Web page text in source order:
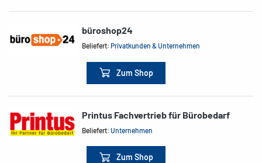
büroshop24
Beliefert:Privatkunden & Unternehmen
Zum Shop
Printus Fachvertrieb für Bürobedarf
Beliefert:Unternehmen
Zum Shop